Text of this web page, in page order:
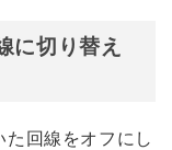
に切り替え
た回線をオフにし